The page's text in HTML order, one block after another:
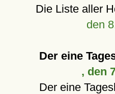
Die Liste aller
den
Der eine
, den
Der eine